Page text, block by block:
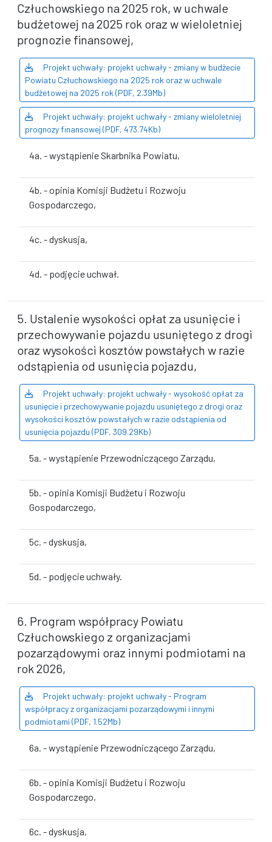
Człuchowskiego na 2025 rok, w uchwale
budżetowej na 2025 rok oraz w wieloletniej
prognozie finansowej,
Projekt uchwały: projekt uchwały - zmiany w budżecie
Powiatu Człuchowskiego na 2025 rok oraz w uchwale
budżetowej na 2025 rok (PDF, 2.39Mb)
Projekt uchwały: projekt uchwały - zmiany wieloletniej
prognozy finansowej (PDF, 473.74Kb)
4a. - wystąpienie Skarbnika Powiatu,
4b. - opinia Komisji Budżetu i Rozwoju
Gospodarczego,
4c. - dyskusja,
4d. - podjęcie uchwał.
5. Ustalenie wysokości opłat za usunięcie i
przechowywanie pojazdu usuniętego z drogi
oraz wysokości kosztów powstałych w razie
odstąpienia od usunięcia pojazdu,
Projekt uchwały: projekt uchwały - wysokość opłat za
usunięcie i przechowywanie pojazdu usuniętego z drogi oraz
wysokości kosztów powstałych w razie odstąpienia od
usunięcia pojazdu (PDF, 309.29Kb)
5a. - wystąpienie Przewodniczącego Zarządu,
5b. - opinia Komisji Budżetu i Rozwoju
Gospodarczego,
5c. - dyskusja,
5d. - podjęcie uchwały.
6. Program współpracy Powiatu
Człuchowskiego z organizacjami
pozarządowymi oraz innymi podmiotami na
rok 2026,
Projekt uchwały: projekt uchwały - Program
współpracy z organizacjami pozarządowymi i innymi
podmiotami (PDF, 1.52Mb)
6a. - wystąpienie Przewodniczącego Zarządu,
6b. - opinia Komisji Budżetu i Rozwoju
Gospodarczego,
6c. - dyskusja,